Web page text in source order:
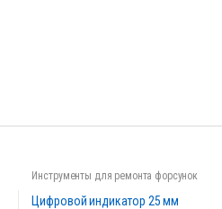
Инструменты для ремонта форсунок
Цифровой индикатор 25 мм